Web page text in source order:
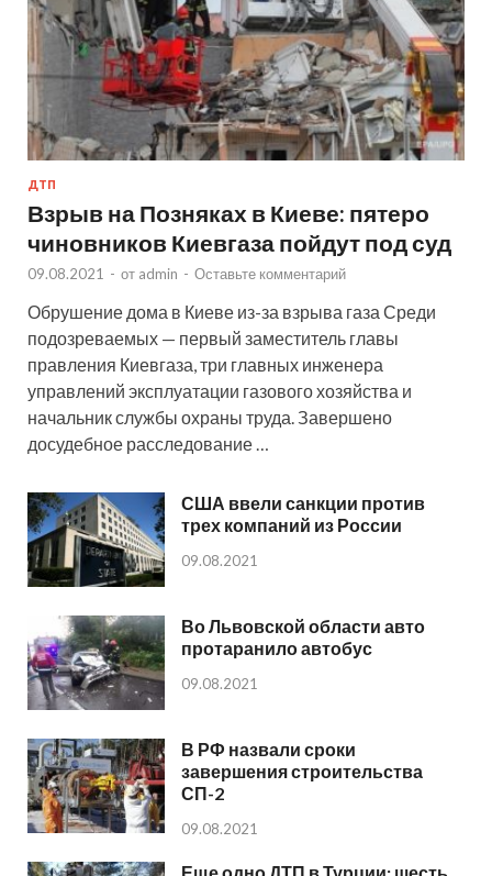
ДТП
Взрыв на Позняках в Киеве: пятеро
чиновников Киевгаза пойдут под суд
09.08.2021 - от admin - Оставьте комментарий
Обрушение дома в Киеве из-за взрыва газа Среди
подозреваемых — первый заместитель главы
правления Киевгаза, три главных инженера
управлений эксплуатации газового хозяйства и
начальник службы охраны труда. Завершено
досудебное расследование …
США ввели санкции против
трех компаний из России
09.08.2021
Во Львовской области авто
протаранило автобус
09.08.2021
В РФ назвали сроки
завершения строительства
СП-2
09.08.2021